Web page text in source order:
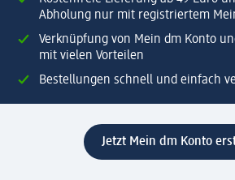
Abholung nur mit registriertem
Verknüpfung von Mein dm Konto
mit vielen Vorteilen
Bestellungen schnell und einfach
Jetzt Mein dm Konto